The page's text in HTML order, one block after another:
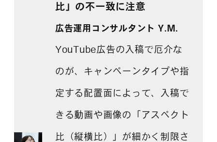
比」の不一致に注意
広告運用 コンサルタント Y.M.
YouTube広告の入稿で厄介な
のが、キャンペーンタイプや指
定する配置面によって、入稿で
きる動画や画像の「アスペクト
比（縦横比）」が細かく制限さ